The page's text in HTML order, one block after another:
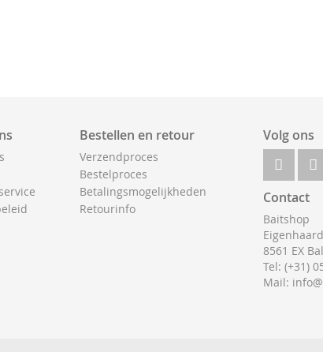
Bestellen en retour
Verzendproces
Bestelproces
Betalingsmogelijkheden
Retourinfo
Volg ons
Contact
Baitshop
8561 EX
Tel: (+31)
Mail: